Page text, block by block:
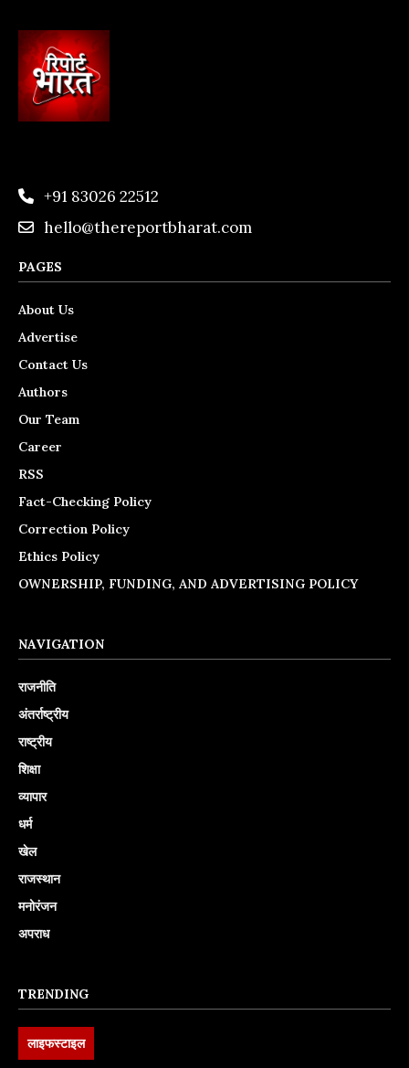
+91 83026 22512
hello@thereportbharat.com
PAGES
About Us
Advertise
Contact Us
Authors
Our Team
Career
RSS
Fact-Checking Policy
Correction Policy
Ethics Policy
OWNERSHIP, FUNDING, AND ADVERTISING POLICY
NAVIGATION
राजनीति
अंतर्राष्ट्रीय
राष्ट्रीय
शिक्षा
व्यापार
धर्म
खेल
राजस्थान
मनोरंजन
अपराध
TRENDING
लाइफस्टाइल